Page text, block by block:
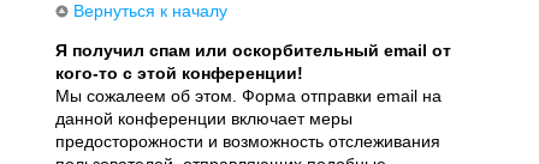
Вернуться к началу
Я получил спам или оскорбительный email от
кого-то с этой конференции!
Мы сожалеем об этом. Форма отправки email на
данной конференции включает меры
предосторожности и возможность отслеживания